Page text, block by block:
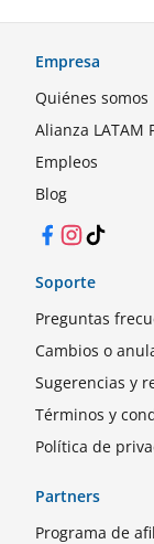
Empresa
Quiénes somos
Alianza LATAM
Empleos
Blog
Facebook
Instagram
TikTok
Soporte
Preguntas
Cambios o
Sugerencias y
Términos y
Política de
Partners
Programa de